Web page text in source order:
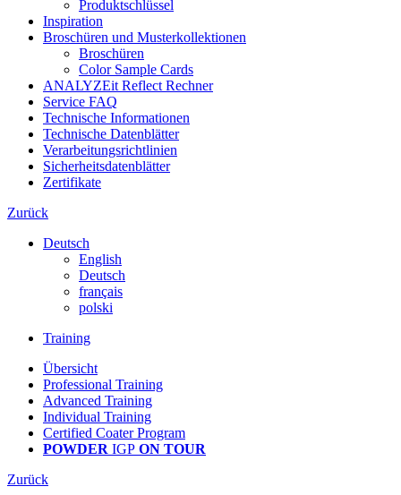
Produktschlüssel
Inspiration
Broschüren und Musterkollektionen
Broschüren
Color Sample Cards
ANALYZEit Reflect Rechner
Service FAQ
Technische Informationen
Technische Datenblätter
Verarbeitungsrichtlinien
Sicherheitsdatenblätter
Zertifikate
Zurück
Deutsch
English
Deutsch
français
polski
Training
Übersicht
Professional Training
Advanced Training
Individual Training
Certified Coater Program
POWDER IGP ON TOUR
Zurück